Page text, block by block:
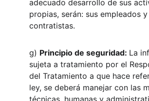
adecuado desarrollo de sus
propias, serán: sus empleados y
contratistas.
g) Principio de seguridad: La
sujeta a tratamiento por el
del Tratamiento a que hace
ley, se deberá manejar con las
técnicas, humanas y